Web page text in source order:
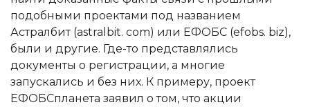
подобными проектами под названием
Астралбит (astralbit. com) или ЕФОБС (efobs. biz),
были и другие. Где-то представлялись
документы о регистрации, а многие
запускались и без них. К примеру, проект
ЕФОБСпланета заявил о том, что акции